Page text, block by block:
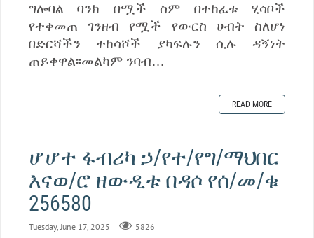
ግሎባል ባንክ በሟች ስም በተከፈቱ ሂሳቦች
የተቀመጠ ገንዘብ የሟች የውርስ ሀብት ስለሆነ
በድርሻችን ተከሳሾች ያካፍሉን ሲሉ ዳኝነት
ጠይቀዋል፡፡መልካም ንባብ…
READ MORE
ሆሆተ ፋብሪካ ኃ/የተ/የግ/ማህበር
እናወ/ሮ ዘውዲቱ በዳሶ የሰ/መ/ቁ
256580
Tuesday, June 17, 2025 5826